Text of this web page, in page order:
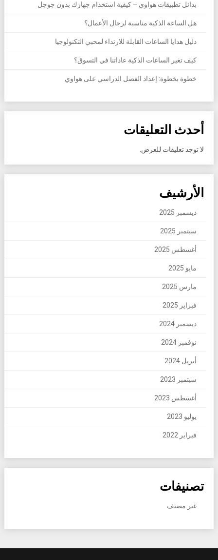
بدائل تطبيقات هواوي – كيفية استخدام جهازك بدون جوجل
هل الساعة الذكية مناسبة لرجال الأعمال؟
دليل هدايا الساعات القابلة للارتداء لمحبي التكنولوجيا
كيف تغير الساعات الذكية عاداتنا في التسوق؟
خطوة بخطوة: إعداد الفصل الدراسي على هواوي
أحدث التعليقات
لا توجد تعليقات للعرض.
الأرشيف
ديسمبر 2025
سبتمبر 2025
أغسطس 2025
مايو 2025
مارس 2025
فبراير 2025
ديسمبر 2024
نوفمبر 2024
أبريل 2024
سبتمبر 2023
أغسطس 2023
يوليو 2023
فبراير 2022
تصنيفات
غير مصنف